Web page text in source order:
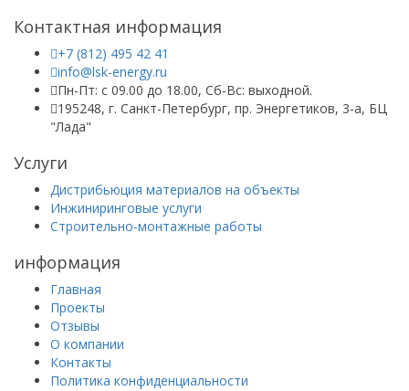
Контактная информация
+7 (812) 495 42 41
info@lsk-energy.ru
Пн-Пт: с 09.00 до 18.00, Сб-Вс: выходной.
195248, г. Санкт-Петербург, пр. Энергетиков, 3-а, БЦ
"Лада"
Услуги
Дистрибьюция материалов на объекты
Инжиниринговые услуги
Строительно-монтажные работы
информация
Главная
Проекты
Отзывы
О компании
Контакты
Политика конфиденциальности